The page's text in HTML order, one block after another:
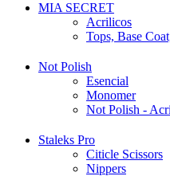
MIA SECRET
Acrilicos
Tops, Base
Not Polish
Esencial
Monomer
Not Polish -
Staleks Pro
Citicle Scissors
Nippers